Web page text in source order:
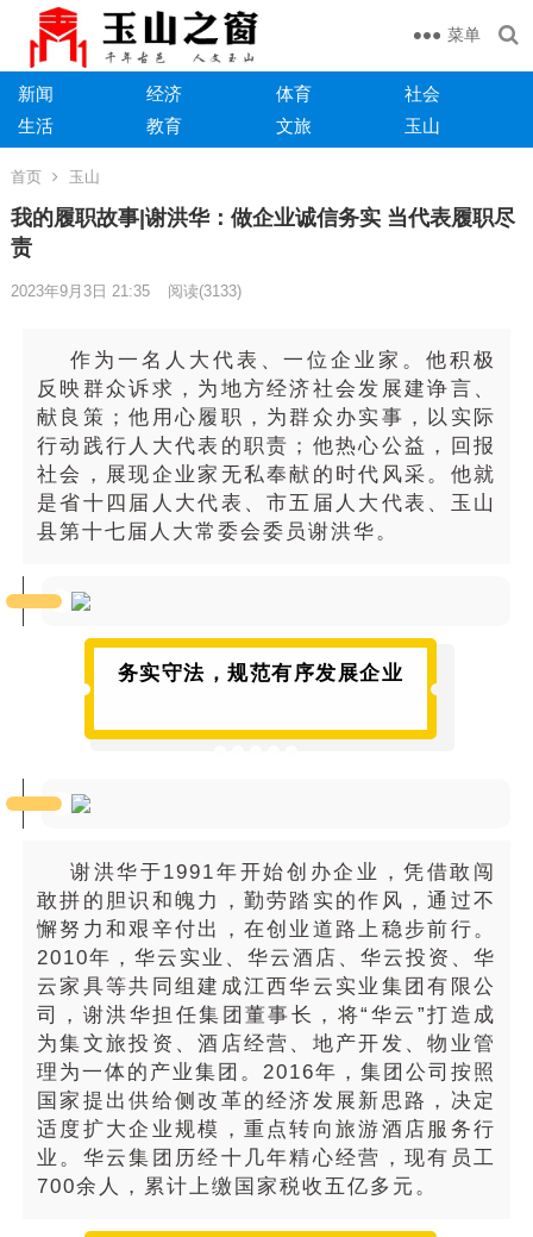
菜单
新闻 经济 体育
社会
生活
教育 文旅 玉山
首页 玉山
我的履职故事|谢洪华：做企业诚信务实 当代表履职尽
责
2023年9月3日 21:35 阅读(3133)
作为一名人大代表、一位企业家。他积极
反映群众诉求，为地方经济社会发展建诤言、
献良策；他用心履职，为群众办实事，以实际
行动践行人大代表的职责；他热心公益，回报
社会，展现企业家无私奉献的时代风采。他就
是省十四届人大代表、市五届人大代表、玉山
县第十七届人大常委会委员谢洪华。
务实守法，规范有序发展企业
谢洪华于1991年开始创办企业，凭借敢闯
敢拼的胆识和魄力，勤劳踏实的作风，通过不
懈努力和艰辛付出，在创业道路上稳步前行。
2010年，华云实业、华云酒店、华云投资、华
云家具等共同组建成江西华云实业集团有限公
司，谢洪华担任集团董事长，将“华云”打造成
为集文旅投资、酒店经营、地产开发、物业管
理为一体的产业集团。2016年，集团公司按照
国家提出供给侧改革的经济发展新思路，决定
适度扩大企业规模，重点转向旅游酒店服务行
业。华云集团历经十几年精心经营，现有员工
700余人，累计上缴国家税收五亿多元。